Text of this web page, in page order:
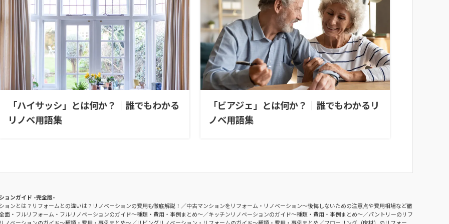
「ハイサッシ」とは何か？｜誰でもわかる
リノベ用語集
「ビアジェ」とは何か？｜誰でもわかるリ
ノベ用語集
ョンガイド -完全版-
ョンとは？リフォームとの違いは？リノベーションの費用も徹底解説！
中古マンションをリフォーム・リノベーション〜後悔しないための注意点や費用相場など徹
面・フルリフォーム・フルリノベーションのガイド〜種類・費用・事例まとめ〜 キッチンリノベーションのガイド〜種類・費用・事例まとめ〜
パントリーのリフ